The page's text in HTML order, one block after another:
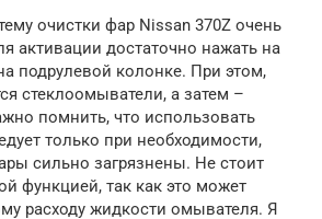
очистки фар Nissan 370Z очень
активации достаточно нажать на
подрулевой колонке. При этом,
стеклоомыватели, а затем –
помнить, что использовать
только при необходимости,
сильно загрязнены. Не стоит
функцией, так как это может
расходу жидкости омывателя. Я